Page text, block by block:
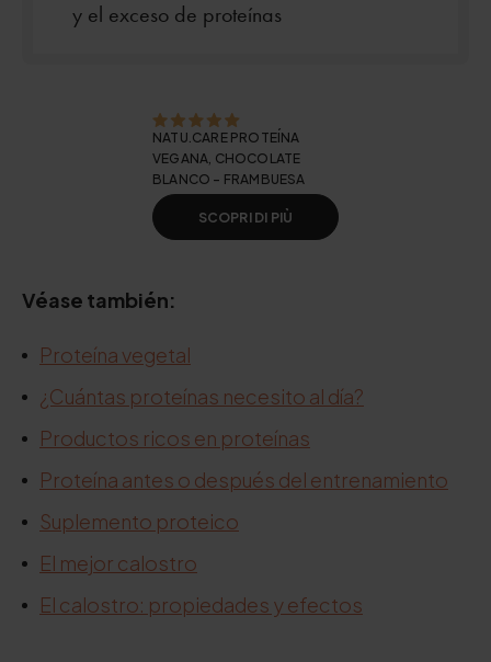
y el exceso de proteínas
NATU.CARE PROTEÍNA
VEGANA, CHOCOLATE
BLANCO - FRAMBUESA
SCOPRI DI PIÙ
Véase también:
Proteína vegetal
¿Cuántas proteínas necesito al día?
Productos ricos en proteínas
Proteína antes o después del entrenamiento
Suplemento proteico
El mejor calostro
El calostro: propiedades y efectos